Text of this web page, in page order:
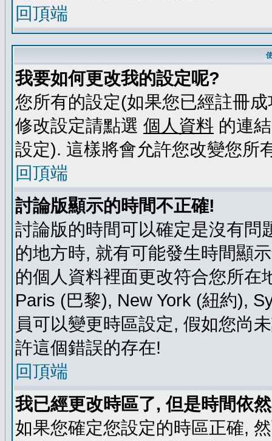
回頂端
我要如何更改我的設定呢?
您所有的設定(如果您已經註冊
修改設定請點選 個人資料 的連
設定). 這樣將會允許您改變您所
回頂端
討論版顯示的時間不正確!
討論版的時間可以確定是沒有問
的地方時, 就有可能發生時間顯
的個人資料裡面更改符合您所在
Paris (巴黎), New York (紐約),
員可以變更時區設定, 假如您尚
許這個錯誤的存在!
回頂端
我已經更改時區了, 但是時間依
如果您確定您設定的時區正確,